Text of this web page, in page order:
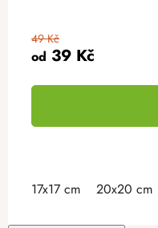
od 39 Kč
49 Kč
17x17 cm 20x20 cm